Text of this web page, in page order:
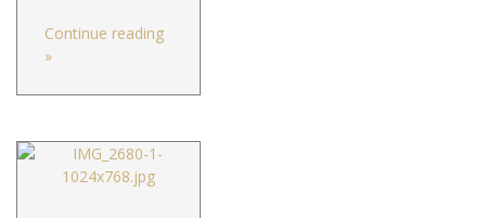
Continue reading
»